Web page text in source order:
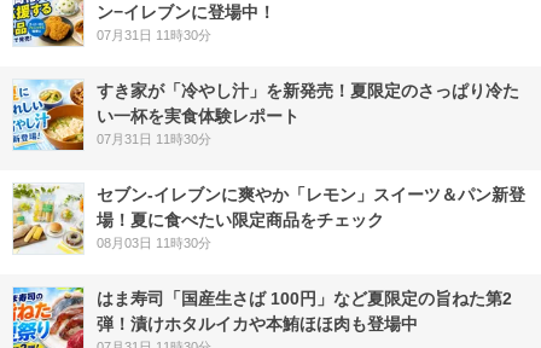
ン−イレブンに登場中！
07月31日 11時30分
すき家が「冷やし汁」を新発売！夏限定のさっぱり冷た
い一杯を実食体験レポート
07月31日 11時30分
セブン‐イレブンに爽やか「レモン」スイーツ＆パン新登
場！夏に食べたい限定商品をチェック
08月03日 11時30分
はま寿司「国産生さば 100円」など夏限定の旨ねた第2
弾！漬けホタルイカや本鮪ほほ肉も登場中